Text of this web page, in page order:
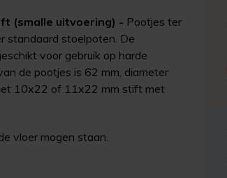
(smalle uitvoering) - Pootjes ter
standaard stoelpoten. De
voor gebruik op harde
de pootjes is 62 mm, diameter
10x22 of 11x22 mm stift met
vloer mogen staan.